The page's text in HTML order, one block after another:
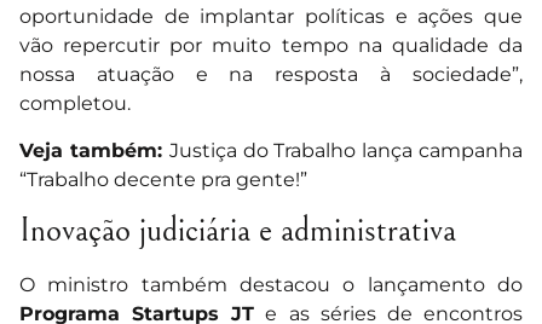
oportunidade de implantar políticas e ações que
vão repercutir por muito tempo na qualidade da
nossa atuação e na resposta à sociedade”,
completou.
Veja também: Justiça do Trabalho lança campanha
“Trabalho decente pra gente!”
Inovação judiciária e administrativa
O ministro também destacou o lançamento do
Programa Startups JT e as séries de encontros